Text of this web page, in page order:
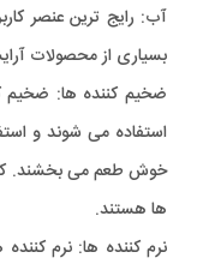
آب: رایج ترین عنصر
بسیاری از محصولات
ضخیم کننده ها: ضخیم
استفاده می شوند و
خوش طعم می بخشند.
ها هستند.
نرم کننده ها: نرم